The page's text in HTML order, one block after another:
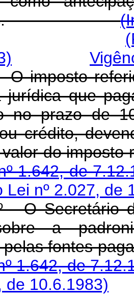
O imposto
jurídica que
no prazo de
crédito,
o valor
1.642, de
Lei nº 2.027, de
- O Secretário
a
pelas
1.642, de
de 10.6.1983)